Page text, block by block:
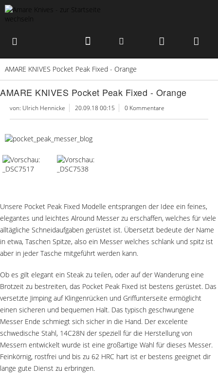
AMARE KNIVES Pocket Peak Fixed - Orange
AMARE KNIVES Pocket Peak Fixed - Orange
von: Ulrich Hennicke 20.09.18 00:15 0 Kommentare
Unsere Pocket Peak Fixed Modelle entsprangen der Idee ein feines,
elegantes und leichtes Alround Messer zu erschaffen, welches für viele
alltägliche Schneidaufgaben gerüstet ist. Übersetzt bedeute der Name
in etwa, Taschen Spitze, also ein Messer welches schlank und spitz ist
aber in jeder Tasche mitgeführt werden kann.
Ob es gilt elegant ein Steak zu teilen, oder auf der Wanderung eine
Brotzeit zu bestreiten, das Pocket Peak Fixed ist bestens gerüstet. Das
versetzte Jimping auf Klingenrücken und Griffunterseite ermöglicht
einen sicheren und bequemen Halt. Das typisch geschwungene
Messer Ende schmiegt sich sicher in die Hand. Der excelente
schwedische Stahl, 14C28N der speziell für die Herstellung von
Messern entwickelt wurde ist eine großartige Wahl für dieses Messer.
Feinkörnig, rostfrei und bis zu 62 HRC hart ist er bestens geeignet dir
lange gute Dienst zu erbringen.